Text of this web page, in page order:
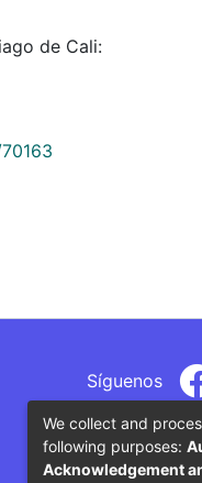
de Cali:
Síguenos
We collect and
following purposes:
Acknowledgement